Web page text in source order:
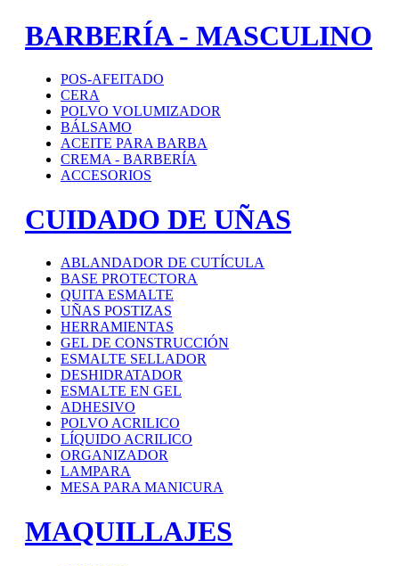
BARBERÍA - MASCULINO
POS-AFEITADO
CERA
POLVO VOLUMIZADOR
BÁLSAMO
ACEITE PARA BARBA
CREMA - BARBERÍA
ACCESORIOS
CUIDADO DE UÑAS
ABLANDADOR DE CUTÍCULA
BASE PROTECTORA
QUITA ESMALTE
UÑAS POSTIZAS
HERRAMIENTAS
GEL DE CONSTRUCCIÓN
ESMALTE SELLADOR
DESHIDRATADOR
ESMALTE EN GEL
ADHESIVO
POLVO ACRILICO
LÍQUIDO ACRILICO
ORGANIZADOR
LAMPARA
MESA PARA MANICURA
MAQUILLAJES